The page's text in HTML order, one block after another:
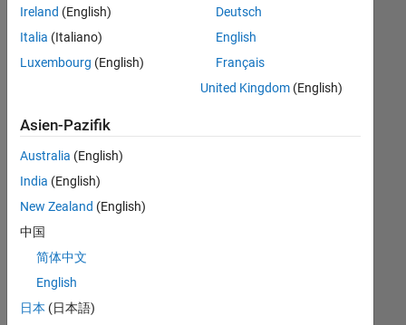
oder
alle
Stellenangebote
anzeigen .
noch
keine
offenen
Stellen
können,
die
Ihren
entsprechen,
Ireland (English)
Italia (Italiano)
Luxembourg (English)
Deutsch
English
Français
United Kingdom(English)
Asien-Pazifik
Australia (English)
India (English)
New Zealand (English)
中国
简体中文
English
日本 (日本語)